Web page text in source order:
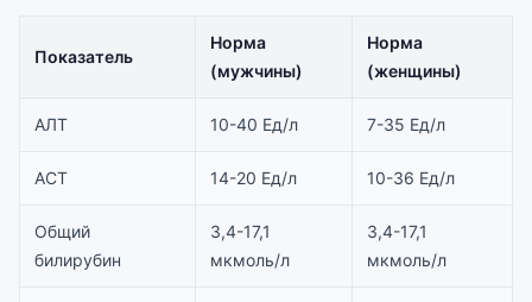
Показатель
Норма
(мужчины)
Норма
(женщины)
АЛТ 10-40 Ед/л 7-35 Ед/л
АСТ 14-20 Ед/л 10-36 Ед/л
Общий
билирубин
3,4-17,1
мкмоль/л
3,4-17,1
мкмоль/л